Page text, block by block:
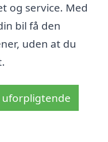
og service. Med
bil få den
uden at du
uforpligtende